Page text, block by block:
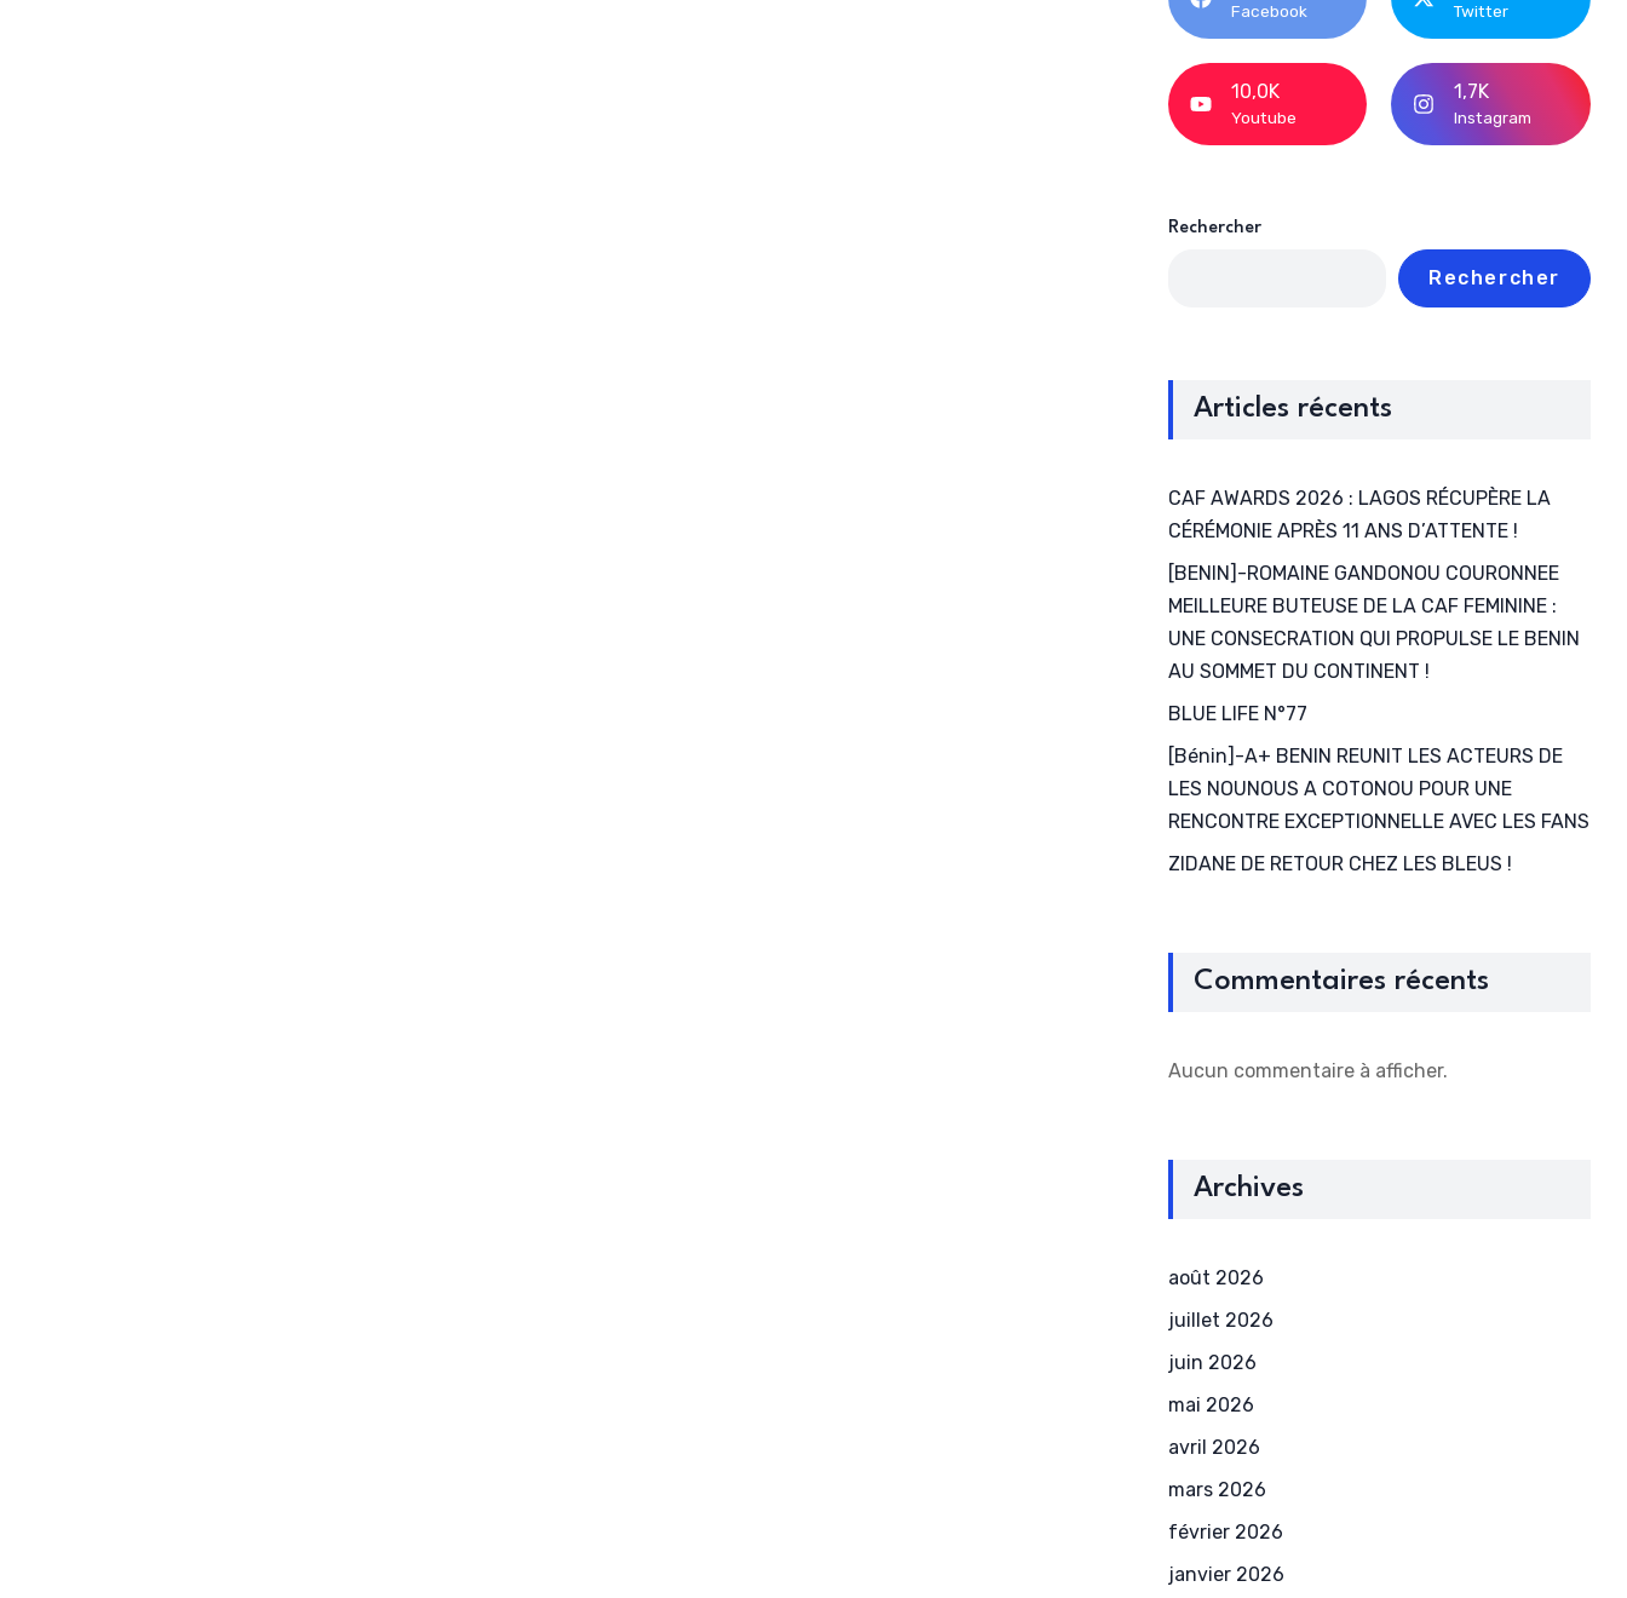
Facebook Twitter
10,0K
Youtube
1,7K
Instagram
Rechercher
Rechercher
Articles récents
CAF AWARDS 2026 : LAGOS RÉCUPÈRE LA
CÉRÉMONIE APRÈS 11 ANS D’ATTENTE !
[BENIN]-ROMAINE GANDONOU COURONNEE
MEILLEURE BUTEUSE DE LA CAF FEMININE :
UNE CONSECRATION QUI PROPULSE LE BENIN
AU SOMMET DU CONTINENT !
BLUE LIFE N°77
[Bénin]-A+ BENIN REUNIT LES ACTEURS DE
LES NOUNOUS A COTONOU POUR UNE
RENCONTRE EXCEPTIONNELLE AVEC LES FANS
ZIDANE DE RETOUR CHEZ LES BLEUS !
Commentaires récents
Aucun commentaire à afficher.
Archives
août 2026
juillet 2026
juin 2026
mai 2026
avril 2026
mars 2026
février 2026
janvier 2026